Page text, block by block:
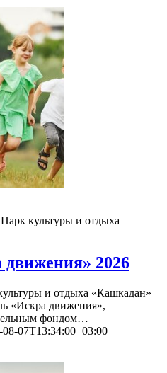
Парк культуры и отдыха
2026
и отдыха «Кашкадан»
«Искра движения»,
фондом…
08-07T13:34:00+03:00